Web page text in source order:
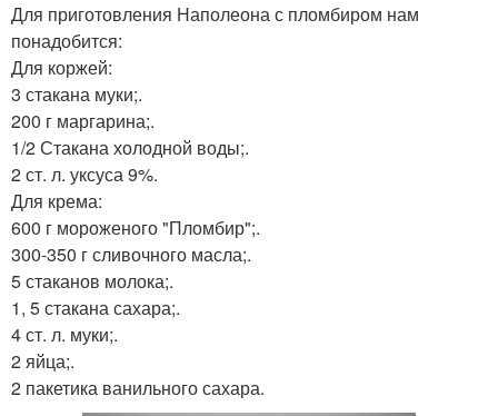
Для приготовления Наполеона с пломбиром нам
понадобится:
Для коржей:
3 стакана муки;.
200 г маргарина;.
1/2 Стакана холодной воды;.
2 ст. л. уксуса 9%.
Для крема:
600 г мороженого "Пломбир";.
300-350 г сливочного масла;.
5 стаканов молока;.
1, 5 стакана сахара;.
4 ст. л. муки;.
2 яйца;.
2 пакетика ванильного сахара.